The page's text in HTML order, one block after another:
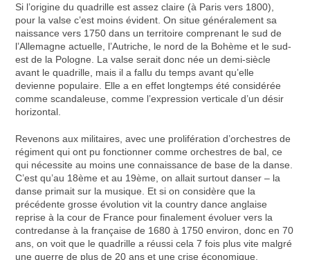
Si l’origine du quadrille est assez claire (à Paris vers 1800),
pour la valse c’est moins évident. On situe généralement sa
naissance vers 1750 dans un territoire comprenant le sud de
l’Allemagne actuelle, l’Autriche, le nord de la Bohème et le sud-
est de la Pologne. La valse serait donc née un demi-siècle
avant le quadrille, mais il a fallu du temps avant qu’elle
devienne populaire. Elle a en effet longtemps été considérée
comme scandaleuse, comme l’expression verticale d’un désir
horizontal.
Revenons aux militaires, avec une prolifération d’orchestres de
régiment qui ont pu fonctionner comme orchestres de bal, ce
qui nécessite au moins une connaissance de base de la danse.
C’est qu’au 18ème et au 19ème, on allait surtout danser – la
danse primait sur la musique. Et si on considère que la
précédente grosse évolution vit la country dance anglaise
reprise à la cour de France pour finalement évoluer vers la
contredanse à la française de 1680 à 1750 environ, donc en 70
ans, on voit que le quadrille a réussi cela 7 fois plus vite malgré
une guerre de plus de 20 ans et une crise économique.